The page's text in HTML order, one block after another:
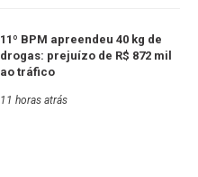
11º BPM apreendeu 40 kg de
drogas: prejuízo de R$ 872 mil
ao tráfico
11 horas atrás